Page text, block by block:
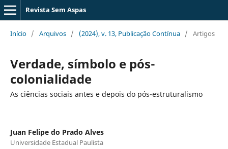
Revista Sem Aspas
Início / Arquivos / (2024), v. 13, Publicação Contínua / Artigos
Verdade, símbolo e pós-
colonialidade
As ciências sociais antes e depois do pós-estruturalismo
Juan Felipe do Prado Alves
Universidade Estadual Paulista